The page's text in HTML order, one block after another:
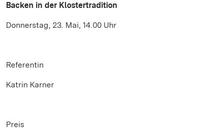
Backen in der Klostertradition
Donnerstag, 23. Mai, 14.00 Uhr
Referentin
Katrin Karner
Preis